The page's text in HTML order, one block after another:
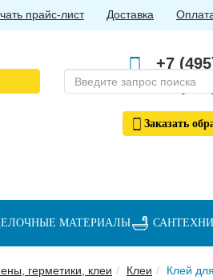
МАТЕРИАЛЫ
прайс-лист Доставка
+7
+7
Заказать
герметики, клеи Клеи Клей